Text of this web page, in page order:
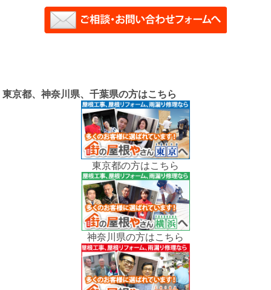
東京都、神奈川県、千葉県の方はこちら
東京都の方はこちら
神奈川県の方はこちら